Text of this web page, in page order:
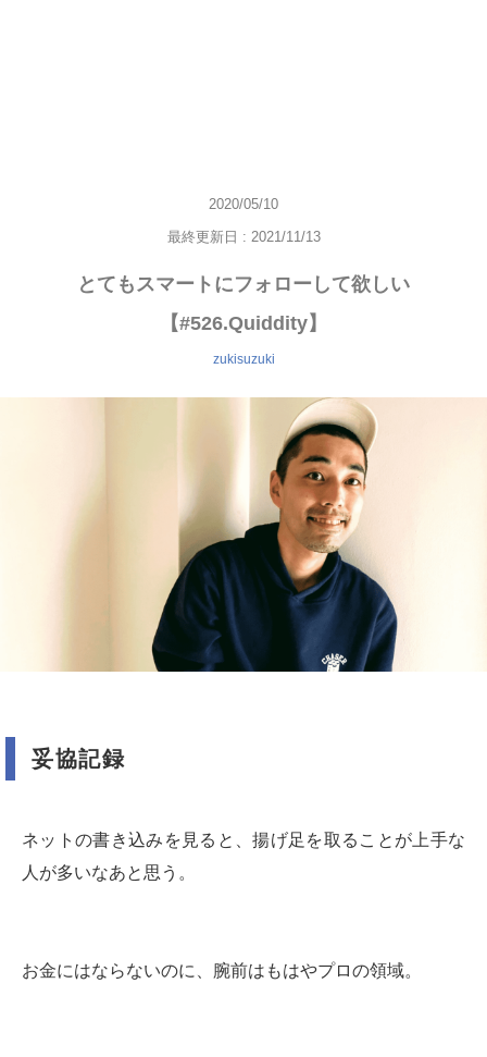
2020/05/10
最終更新日 : 2021/11/13
とてもスマートにフォローして欲しい
【#526.Quiddity】
zukisuzuki
妥協記録
ネットの書き込みを見ると、揚げ足を取ることが上手な
人が多いなあと思う。
お金にはならないのに、腕前はもはやプロの領域。